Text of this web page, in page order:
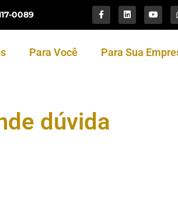
0089
Para Você Para Sua
dúvida